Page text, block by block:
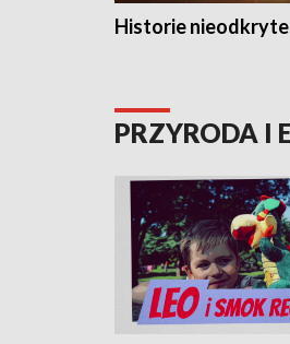
Historie nieodkryte
PRZYRODA I